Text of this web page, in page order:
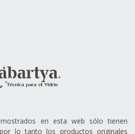
en esta web sólo tienen
lo tanto los productos originales